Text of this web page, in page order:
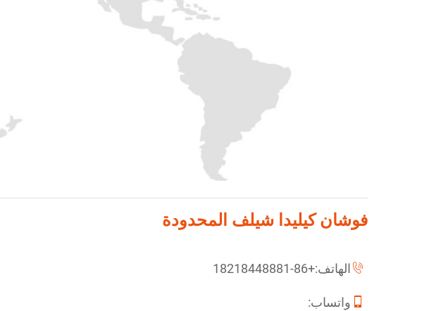
فوشان كيليدا شيلف المحدودة
الهاتف:+86-18218448881
واتساب: